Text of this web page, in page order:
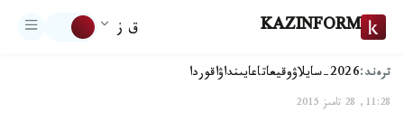
KAZINFORM ق ز
ترەند:2026-سايلاۋ وقيعاتاعايىنداۋاقوردا
11:28, 28 تامىز 2015